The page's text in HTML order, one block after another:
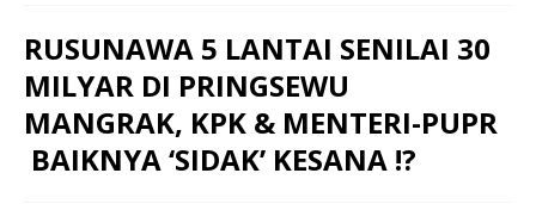
RUSUNAWA 5 LANTAI SENILAI 30
MILYAR DI PRINGSEWU
MANGRAK, KPK & MENTERI-PUPR
BAIKNYA ‘SIDAK’ KESANA !?